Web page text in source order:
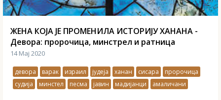
ЖЕНА КОЈА ЈЕ ПРОМЕНИЛА ИСТОРИЈУ ХАНАНА -
Девора: пророчица, минстрел и ратница
14 Мај 2020
девора варак израил јудеја ханан сисара
пророчица
судија
минстел песма јавин мадијанци амаличани